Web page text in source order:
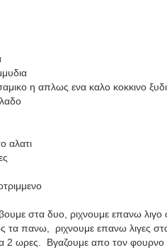
η απλως ενα καλο κοκκινο ξυδι
αλατι
στα δυο, ριχνουμε επανω λιγο
τα πανω, ριχνουμε επανω λιγες
2 ωρες. Βγαζουμε απο τον φουρνο